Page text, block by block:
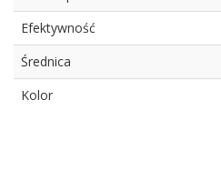
Efektywność
Średnica
Kolor